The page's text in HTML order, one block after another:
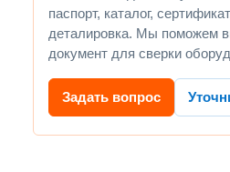
паспорт, каталог,
деталировка. Мы поможем
документ для сверки
Задать вопрос